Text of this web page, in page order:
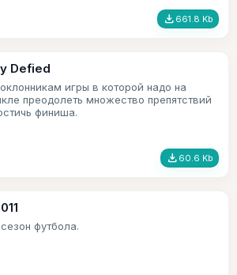
file_download 661.8 Kb
Defied
игры в которой надо на
преодолеть множество препятствий
финиша.
file_download 60.6 Kb
футбола.